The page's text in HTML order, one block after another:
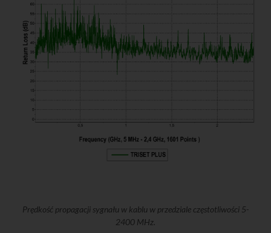
Prędkość propagacji sygnału w kablu w przedziale częstotliwości 5-
2400 MHz.